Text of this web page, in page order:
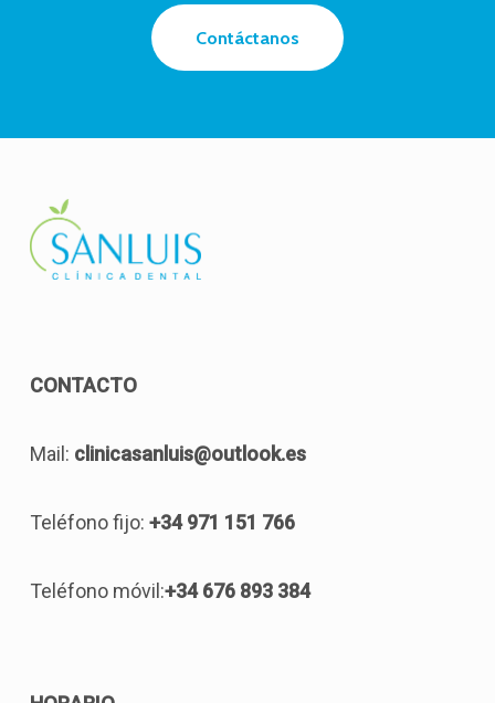
Contáctanos
CONTACTO
Mail: clinicasanluis@outlook.es
Teléfono fijo: +34 971 151 766
Teléfono móvil:+34 676 893 384